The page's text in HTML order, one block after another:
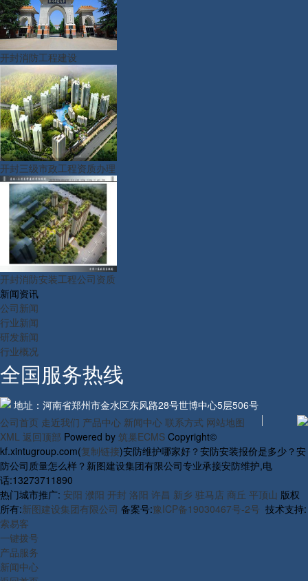
开封消防工程建设
开封三级市政工程资质办理
开封消防安装工程公司资质
新闻资讯
公司新闻
行业新闻
研发新闻
行业概况
全国服务热线
地址：河南省郑州市金水区东风路28号世博中心5层506号
公司首页 走近我们 产品中心 新闻中心 联系方式 网站地图
XML 返回顶部 Powered by 筑巢ECMS Copyright©
kf.xintugroup.com(复制链接)安防维护哪家好？安防安装报价是多少？安
防公司质量怎么样？新图建设集团有限公司专业承接安防维护,电
话:13273711890
热门城市推广: 安阳 濮阳 开封 洛阳 许昌 新乡 驻马店 商丘 平顶山 版权
所有:新图建设集团有限公司 备案号:豫ICP备19030467号-2号 技术支持:
索易客
一键拨号
产品服务
新闻中心